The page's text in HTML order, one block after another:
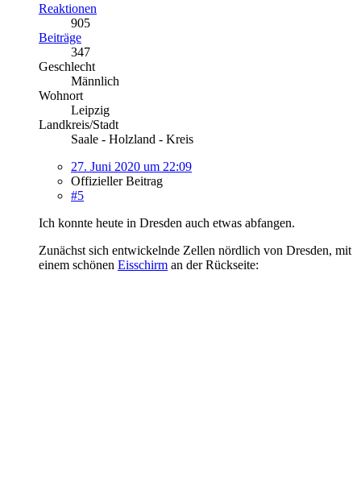
Reaktionen
905
Beiträge
347
Geschlecht
Männlich
Wohnort
Leipzig
Landkreis/Stadt
Saale - Holzland - Kreis
27. Juni 2020 um 22:09
Offizieller Beitrag
#5
Ich konnte heute in Dresden auch etwas abfangen.
Zunächst sich entwickelnde Zellen nördlich von Dresden, mit
einem schönen Eisschirm an der Rückseite: